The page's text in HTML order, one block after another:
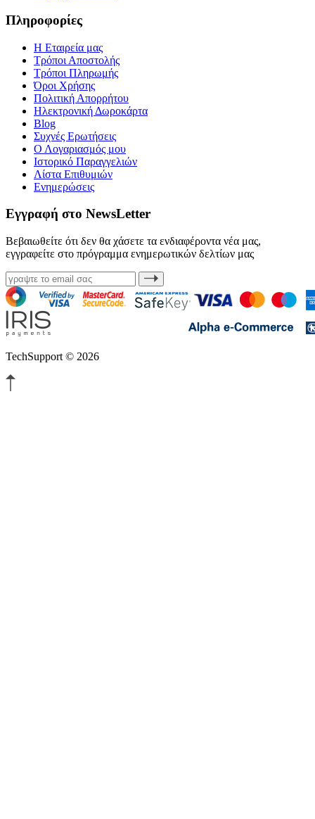
Πληροφορίες
Η Εταιρεία μας
Τρόποι Αποστολής
Τρόποι Πληρωμής
Όροι Χρήσης
Πολιτική Απορρήτου
Ηλεκτρονική Δωροκάρτα
Blog
Συχνές Ερωτήσεις
Ο Λογαριασμός μου
Ιστορικό Παραγγελιών
Λίστα Επιθυμιών
Ενημερώσεις
Εγγραφή στο NewsLetter
Βεβαιωθείτε ότι δεν θα χάσετε τα ενδιαφέροντα νέα μας,
εγγραφείτε στο πρόγραμμα ενημερωτικών δελτίων μας
TechSupport © 2026